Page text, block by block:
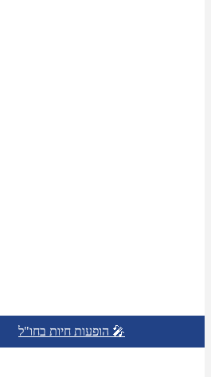
הופעות חיות בחו"ל 🎤